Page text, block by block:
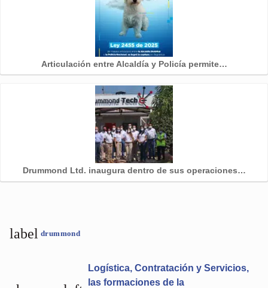
Articulación entre Alcaldía y Policía permite…
Drummond Ltd. inaugura dentro de sus operaciones…
label drummond
Logística, Contratación y Servicios,
las formaciones de la